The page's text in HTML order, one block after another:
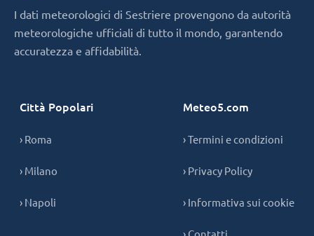
I dati meteorologici di Sestriere provengono da autorità
meteorologiche ufficiali di tutto il mondo, garantendo
accuratezza e affidabilità.
Città Popolari
› Roma
› Milano
› Napoli
Meteo5.com
› Termini e condizioni
› Privacy Policy
› Informativa sui cookie